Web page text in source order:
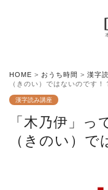
HOME > おうち時間 > 漢字
（きのい）ではないのです！
漢字読み講座
「木乃伊」っ
（きのい）で